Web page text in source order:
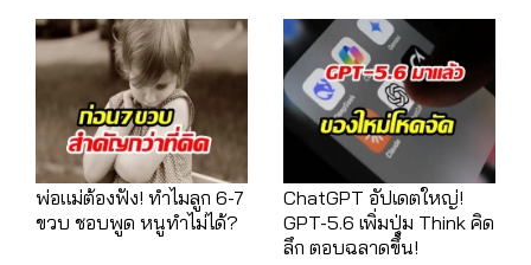
พ่อแม่ต้องฟัง! ทำไมลูก 6-7
ขวบ ชอบพูด หนูทำไม่ได้?
ChatGPT อัปเดตใหญ่!
GPT-5.6 เพิ่มปุ่ม Think คิด
ลึก ตอบฉลาดขึ้น!